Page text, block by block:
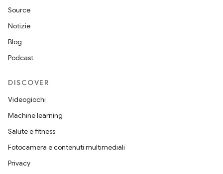
Source
Notizie
Blog
Podcast
DISCOVER
Videogiochi
Machine learning
Salute e fitness
Fotocamera e contenuti multimediali
Privacy